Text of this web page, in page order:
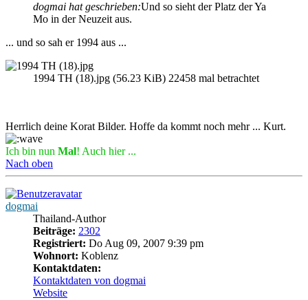
dogmai hat geschrieben:Und so sieht der Platz der Ya
Mo in der Neuzeit aus.
... und so sah er 1994 aus ...
1994 TH (18).jpg (56.23 KiB) 22458 mal betrachtet
Herrlich deine Korat Bilder. Hoffe da kommt noch mehr ... Kurt.
Ich bin nun Mal! Auch hier ...
Nach oben
dogmai
Thailand-Author
Beiträge: 2302
Registriert: Do Aug 09, 2007 9:39 pm
Wohnort: Koblenz
Kontaktdaten:
Kontaktdaten von dogmai
Website